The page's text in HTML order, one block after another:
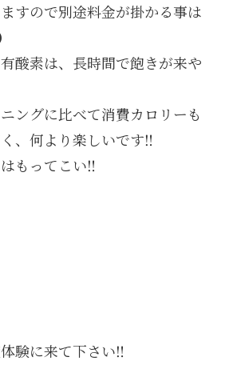
すので別途料金が掛かる事は
酸素は、長時間で飽きが来や
ングに比べて消費カロリーも
、何より楽しいです‼️
もってこい‼️
験に来て下さい‼️